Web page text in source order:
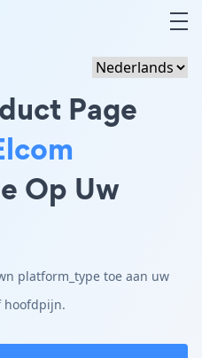
Page
Op Uw
platform_type toe aan uw
hoofdpijn.